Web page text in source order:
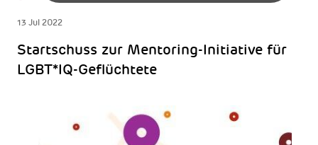
13 Jul 2022
Startschuss zur Mentoring-Initiative für
LGBT*IQ-Geflüchtete